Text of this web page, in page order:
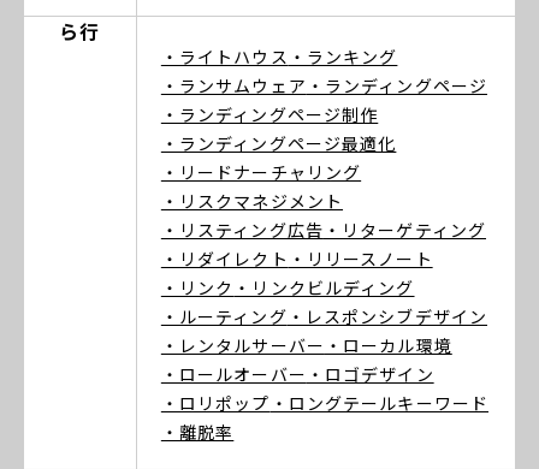
ら行
・ライトハウス ・ランキング
・ランサムウェア ・ランディングページ
・ランディングページ制作
・ランディングページ最適化
・リードナーチャリング
・リスクマネジメント
・リスティング広告 ・リターゲティング
・リダイレクト ・リリースノート
・リンク ・リンクビルディング
・ルーティング ・レスポンシブデザイン
・レンタルサーバー ・ローカル環境
・ロールオーバー ・ロゴデザイン
・ロリポップ ・ロングテールキーワード
・離脱率